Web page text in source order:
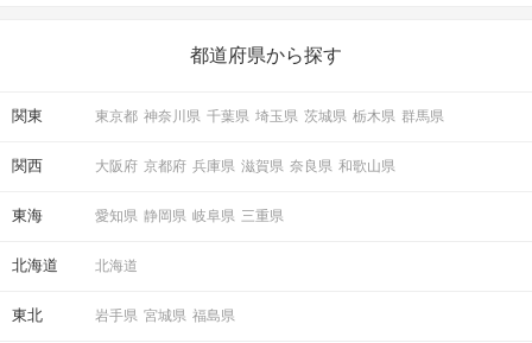
の楽しいことアイデアを集めました♪ いままさに楽しいことを探し
都道府県から探す
関東 東京都 神奈川県 千葉県 埼玉県 茨城県 栃木県 群馬県
関西 大阪府 京都府 兵庫県 滋賀県 奈良県 和歌山県
東海 愛知県 静岡県 岐阜県 三重県
北海道 北海道
東北 岩手県 宮城県 福島県